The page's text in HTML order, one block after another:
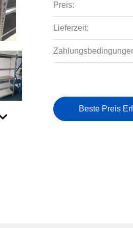
Preis:
Lieferzeit:
Beste Preis